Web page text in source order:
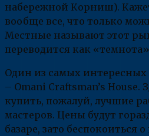
набережной Корниш).
вообще все, что только
Местные называют этот
переводится как
Один из самых интересных
– Omani Craftsman’s House.
купить, пожалуй, лучшие
мастеров. Цены будут
базаре, зато беспокоиться